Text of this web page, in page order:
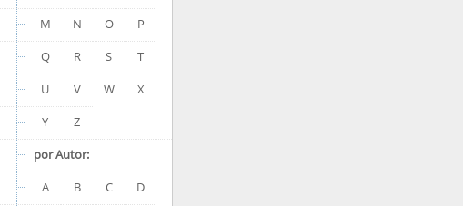
M
N O
P
Q
R S
T
U
V W
X
Y
Z
por Autor:
A
B C
D